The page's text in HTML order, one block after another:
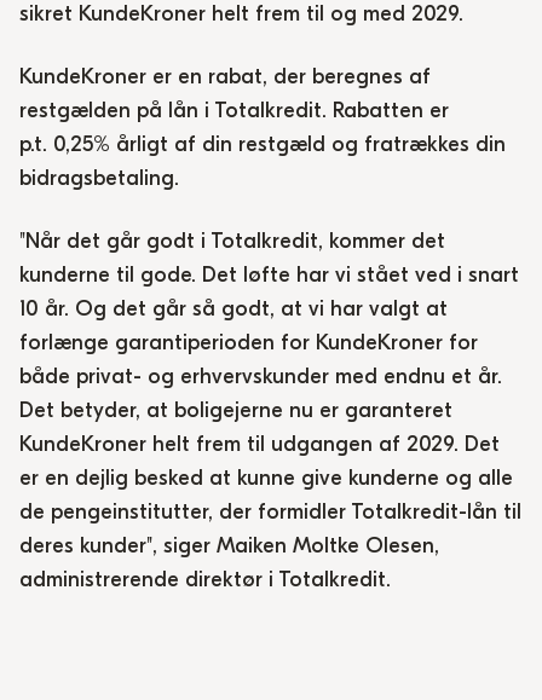
sikret KundeKroner helt frem til og med 2029.
KundeKroner er en rabat, der beregnes af
restgælden på lån i Totalkredit. Rabatten er
p.t. 0,25% årligt af din restgæld og fratrækkes din
bidragsbetaling.
"Når det går godt i Totalkredit, kommer det
kunderne til gode. Det løfte har vi stået ved i snart
10 år. Og det går så godt, at vi har valgt at
forlænge garantiperioden for KundeKroner for
både privat- og erhvervskunder med endnu et år.
Det betyder, at boligejerne nu er garanteret
KundeKroner helt frem til udgangen af 2029. Det
er en dejlig besked at kunne give kunderne og alle
de pengeinstitutter, der formidler Totalkredit-lån til
deres kunder", siger Maiken Moltke Olesen,
administrerende direktør i Totalkredit.